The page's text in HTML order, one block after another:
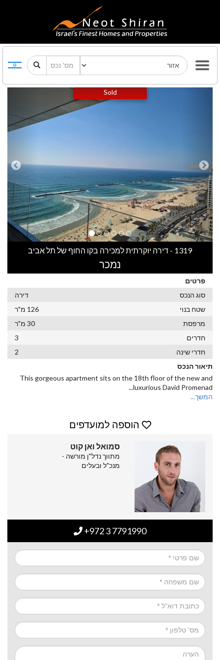
Sold
Previous Next
1319 - דירה יוקרתית למכירה בקו החוף של תל אביב
נמכר
פרטים
סוג הנכס
דירה
שטח בנוי
126 מ"ר
מרפסת
30 מ"ר
חדרים
3
חדרי שינה
2
תיאור הנכס
This gorgeous apartment sits on the 18th floor of the new and
luxurious David Promenad
...
המשך...
הוספה למועדפים
סמואל ואן קוט
מתווך נדל"ן מורשה -
מנכ"ל ובעלים
+972 3 7791990